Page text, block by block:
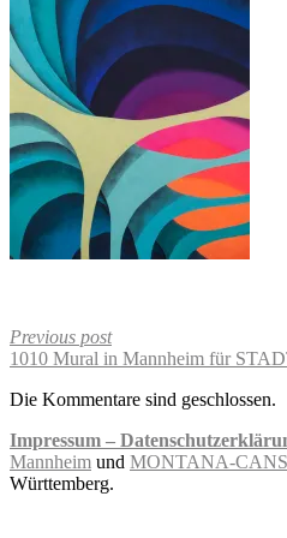
Previous post
1010 Mural in Mannheim für
Die Kommentare sind geschlossen.
Impressum –
Mannheim und MONTANA-CANS
Württemberg.